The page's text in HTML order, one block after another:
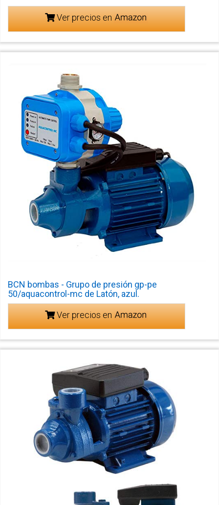
Ver precios en
BCN bombas - Grupo de presión gp-pe
50/aquacontrol-mc de Latón, azul.
Ver precios en